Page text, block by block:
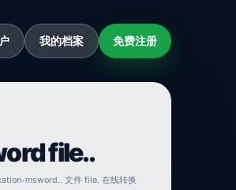
我的档案 免费注册
file..
msword.. 文件 file. 在线转换